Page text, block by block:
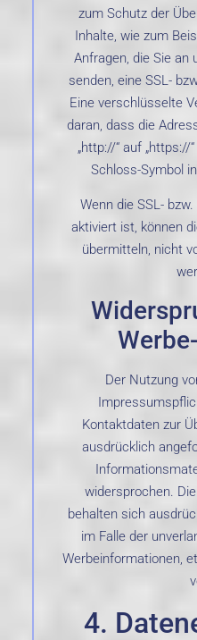
zum Schutz der
Inhalte, wie zum
Anfragen, die Sie an
senden, eine SSL-
Eine verschlüsselte
daran, dass die
„http://“ auf
Schloss-Symbol
Wenn die SSL-
aktiviert ist, können
übermitteln, nicht
Der Nutzung
Kontaktdaten zur
ausdrücklich
widersprochen.
behalten sich
im Falle der
Werbeinformationen,
4.